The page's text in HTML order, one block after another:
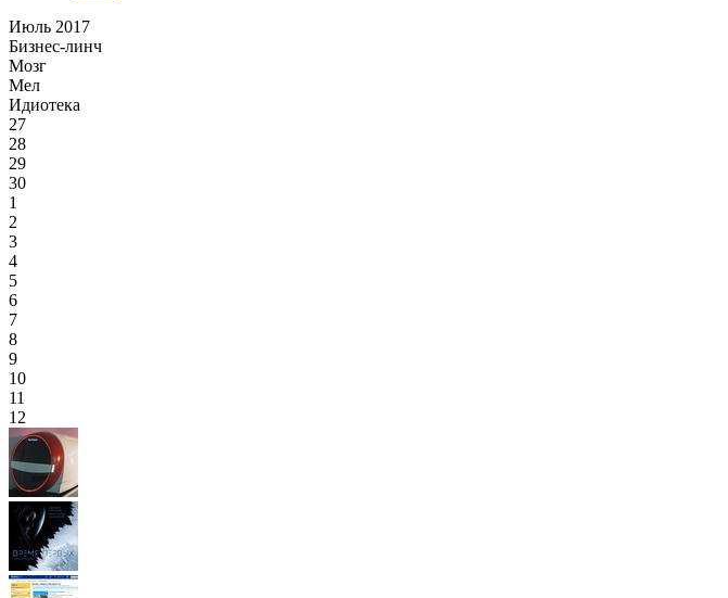
Июль 2017
Бизнес-линч
Мозг
Мел
Идиотека
27
28
29
30
1
2
3
4
5
6
7
8
9
10
11
12